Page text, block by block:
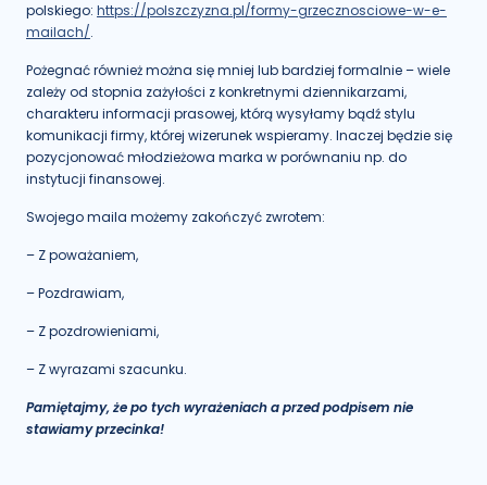
polskiego: https://polszczyzna.pl/formy-grzecznosciowe-w-e-
mailach/.
Pożegnać również można się mniej lub bardziej formalnie – wiele
zależy od stopnia zażyłości z konkretnymi dziennikarzami,
charakteru informacji prasowej, którą wysyłamy bądź stylu
komunikacji firmy, której wizerunek wspieramy. Inaczej będzie się
pozycjonować młodzieżowa marka w porównaniu np. do
instytucji finansowej.
Swojego maila możemy zakończyć zwrotem:
– Z poważaniem,
– Pozdrawiam,
– Z pozdrowieniami,
– Z wyrazami szacunku.
Pamiętajmy, że po tych wyrażeniach a przed podpisem nie
stawiamy przecinka!